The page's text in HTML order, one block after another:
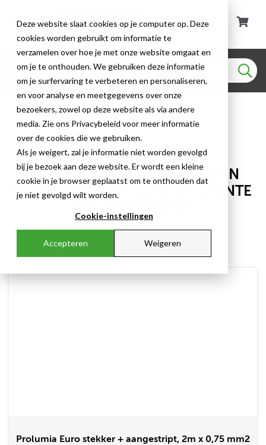
Deze website slaat cookies op je computer op. Deze
cookies worden gebruikt om informatie te
verzamelen over hoe je met onze website omgaat en
om je te onthouden. We gebruiken deze informatie
om je surfervaring te verbeteren en personaliseren,
en voor analyse en meetgegevens over onze
bezoekers, zowel op deze website als via andere
media. Zie ons Privacybeleid voor meer informatie
over de cookies die we gebruiken.
Als je weigert, zal je informatie niet worden gevolgd
bij je bezoek aan deze website. Er wordt een kleine
cookie in je browser geplaatst om te onthouden dat
je niet gevolgd wilt worden.
Cookie-instellingen
Accepteren Weigeren
Snoeren en kabels
HOOGWAARDIGE SLINGERS EN
KABELS VOOR VEILIGE, EFFICIËNTE
Snoeren en kabels assortiment
Prolumia Euro stekker + aangestript, 2m x 0,75 mm2